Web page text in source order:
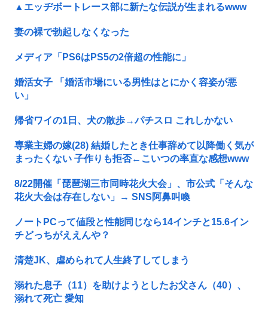
▲エッヂボートレース部に新たな伝説が生まれるwww
妻の裸で勃起しなくなった
メディア「PS6はPS5の2倍超の性能に」
婚活女子 「婚活市場にいる男性はとにかく容姿が悪
い」
帰省ワイの1日、犬の散歩→パチスロ これしかない
専業主婦の嫁(28) 結婚したとき仕事辞めて以降働く気が
まったくない 子作りも拒否←こいつの率直な感想www
8/22開催「琵琶湖三市同時花火大会」、市公式「そんな
花火大会は存在しない」→ SNS阿鼻叫喚
ノートPCって値段と性能同じなら14インチと15.6イン
チどっちがええんや？
清楚JK、虐められて人生終了してしまう
溺れた息子（11）を助けようとしたお父さん（40）、
溺れて死亡 愛知